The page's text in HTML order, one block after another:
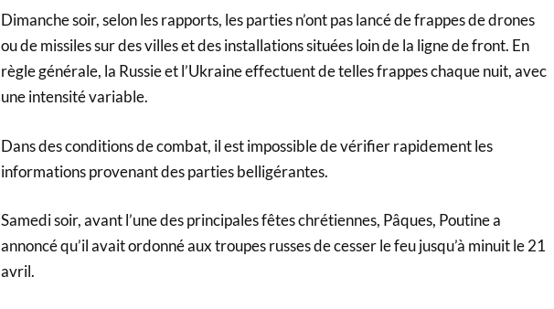
Dimanche soir, selon les rapports, les parties n’ont pas lancé de frappes de drones
ou de missiles sur des villes et des installations situées loin de la ligne de front. En
règle générale, la Russie et l’Ukraine effectuent de telles frappes chaque nuit, avec
une intensité variable.
Dans des conditions de combat, il est impossible de vérifier rapidement les
informations provenant des parties belligérantes.
Samedi soir, avant l’une des principales fêtes chrétiennes, Pâques, Poutine a
annoncé qu’il avait ordonné aux troupes russes de cesser le feu jusqu’à minuit le 21
avril.